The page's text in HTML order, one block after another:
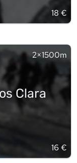
18 €
2×1500m
Clara
16 €